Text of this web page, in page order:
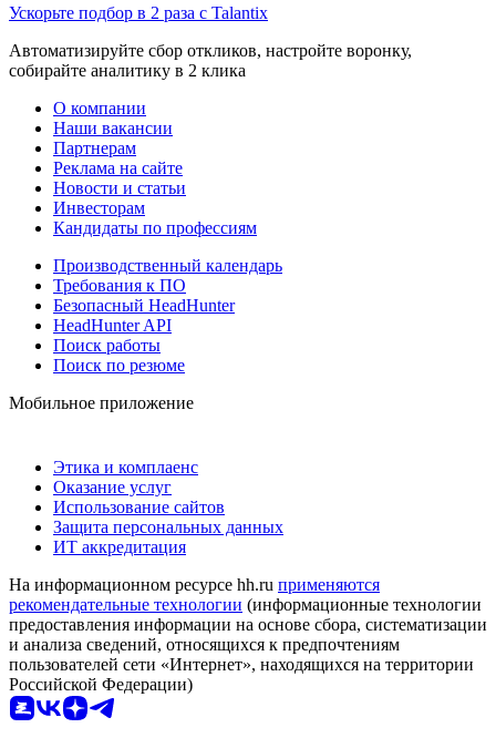
Ускорьте подбор в 2 раза с Talantix
Автоматизируйте сбор откликов, настройте воронку,
собирайте аналитику в 2 клика
О компании
Наши вакансии
Партнерам
Реклама на сайте
Новости и статьи
Инвесторам
Кандидаты по профессиям
Производственный календарь
Требования к ПО
Безопасный HeadHunter
HeadHunter API
Поиск работы
Поиск по резюме
Мобильное приложение
Этика и комплаенс
Оказание услуг
Использование сайтов
Защита персональных данных
ИТ аккредитация
На информационном ресурсе hh.ru применяются
рекомендательные технологии (информационные технологии
предоставления информации на основе сбора, систематизации
и анализа сведений, относящихся к предпочтениям
пользователей сети «Интернет», находящихся на территории
Российской Федерации)